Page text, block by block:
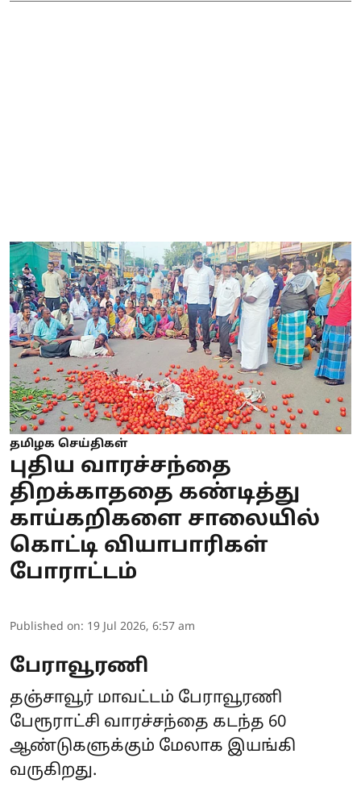
தமிழக செய்திகள்
புதிய வாரச்சந்தை
திறக்காததை கண்டித்து
காய்கறிகளை சாலையில்
கொட்டி வியாபாரிகள்
போராட்டம்
Published on: 19 Jul 2026, 6:57 am
பேராவூரணி
தஞ்சாவூர் மாவட்டம் பேராவூரணி
பேரூராட்சி வாரச்சந்தை கடந்த 60
ஆண்டுகளுக்கும் மேலாக இயங்கி
வருகிறது.